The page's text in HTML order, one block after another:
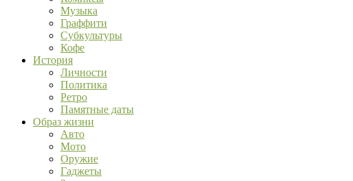
Музыка
Граффити
Субкультуры
Кофе
История
Личности
Политика
Ретро
Памятные даты
Образ жизни
Авто
Мото
Оружие
Гаджеты